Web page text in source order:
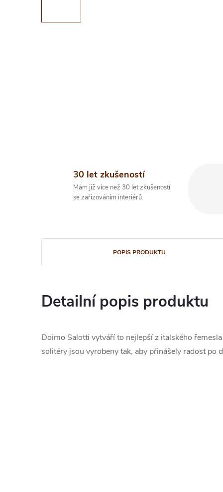
30 let zkušeností
Mám již více než 30 let zkušeností
se zařizováním interiérů.
POPIS PRODUKTU
Detailní popis produktu
Doimo Salotti vytváří to nejlepší z italského
solitéry jsou vyrobeny tak, aby přinášely radost po